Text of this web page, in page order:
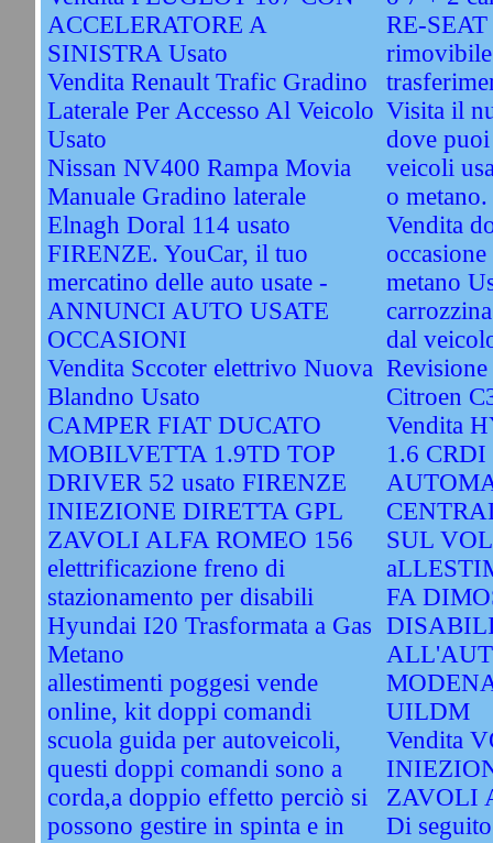
ACCELERATORE A
SINISTRA Usato
Vendita Renault Trafic Gradino
Laterale Per Accesso Al Veicolo
Usato
Nissan NV400 Rampa Movia
Manuale Gradino laterale
Elnagh Doral 114 usato
FIRENZE. YouCar, il tuo
mercatino delle auto usate -
ANNUNCI AUTO USATE
OCCASIONI
Vendita Sccoter elettrivo Nuova
Blandno Usato
CAMPER FIAT DUCATO
MOBILVETTA 1.9TD TOP
DRIVER 52 usato FIRENZE
INIEZIONE DIRETTA GPL
ZAVOLI ALFA ROMEO 156
elettrificazione freno di
stazionamento per disabili
Hyundai I20 Trasformata a Gas
Metano
allestimenti poggesi vende
online, kit doppi comandi
scuola guida per autoveicoli,
questi doppi comandi sono a
corda,a doppio effetto perciò si
possono gestire in spinta e in
RE-SEAT
Visita il
dove
veicoli
o metano.
Vendita
metano
dal
Citroen
Vendita
1.6
SUL
FA
UILDM
Vendita
ZAVOLI
Di